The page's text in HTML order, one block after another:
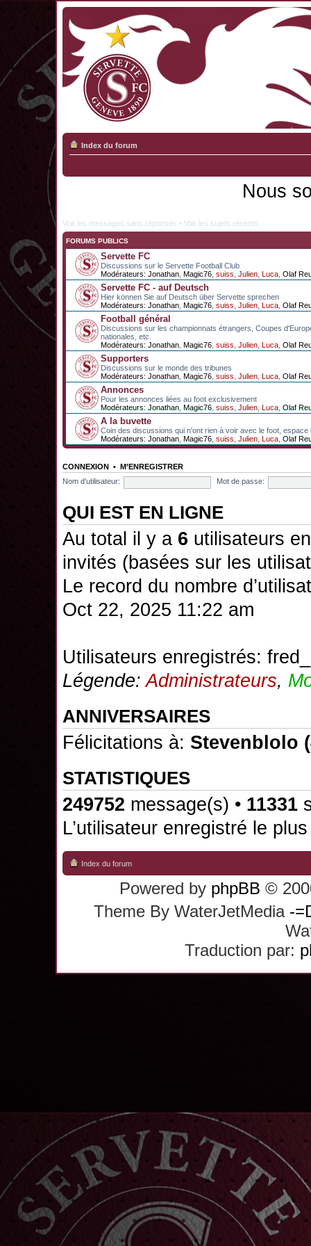
Index du forum
Nous
Voir les messages sans réponses • Voir les sujets récents
FORUMS PUBLICS
Servette FC
Discussions sur le Servette Football Club
Modérateurs: Jonathan Magic76 suiss Julien Luca Olaf
Servette FC - auf Deutsch
Hier können Sie auf Deutsch über Servette sprechen
Modérateurs: Jonathan Magic76 suiss Julien Luca Olaf
Football général
Discussions sur les championnats étrangers, Coupes
nationales, etc.
Modérateurs: Jonathan Magic76 suiss Julien Luca Olaf
Supporters
Discussions sur le monde des tribunes
Modérateurs: Jonathan Magic76 suiss Julien Luca Olaf
Annonces
Pour les annonces liées au foot exclusivement
Modérateurs: Jonathan Magic76 suiss Julien Luca Olaf
A la buvette
Coin des discussions qui n'ont rien à voir avec le foot, espace
Modérateurs: Jonathan Magic76 suiss Julien Luca Olaf
CONNEXION • M’ENREGISTRER
Nom d’utilisateur:
Mot de passe:
QUI EST EN LIGNE
Au total il y a 6 utilisateurs
invités (basées sur les
Le record du nombre
Oct 22, 2025 11:22 am
Utilisateurs enregistrés: fred_
Légende:Administrateurs,
ANNIVERSAIRES
Félicitations à: Stevenblolo
STATISTIQUES
249752 message(s) • 11331
L’utilisateur enregistré le
Index du forum
Powered by phpBB ©
Theme By WaterJetMedia -
Traduction par: